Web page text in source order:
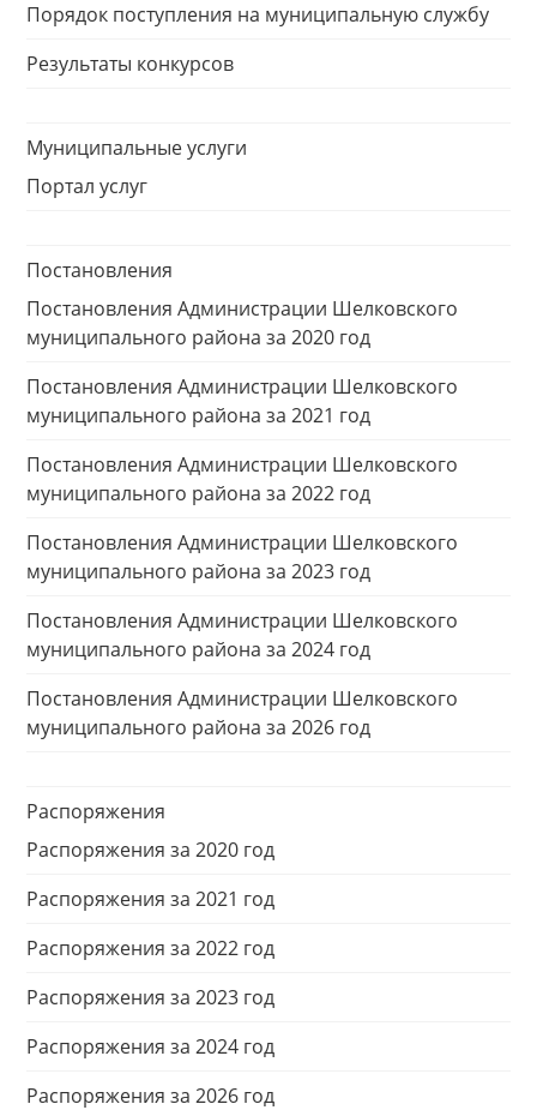
Порядок поступления на муниципальную службу
Результаты конкурсов
Муниципальные услуги
Портал услуг
Постановления
Постановления Администрации Шелковского
муниципального района за 2020 год
Постановления Администрации Шелковского
муниципального района за 2021 год
Постановления Администрации Шелковского
муниципального района за 2022 год
Постановления Администрации Шелковского
муниципального района за 2023 год
Постановления Администрации Шелковского
муниципального района за 2024 год
Постановления Администрации Шелковского
муниципального района за 2026 год
Распоряжения
Распоряжения за 2020 год
Распоряжения за 2021 год
Распоряжения за 2022 год
Распоряжения за 2023 год
Распоряжения за 2024 год
Распоряжения за 2026 год